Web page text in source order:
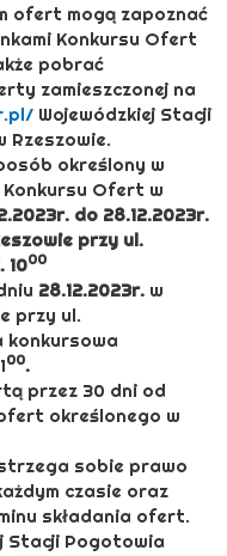
ofert mogą zapoznać
Konkursu Ofert
pobrać
zamieszczonej na
Wojewódzkiej Stacji
Rzeszowie.
określony w
Konkursu Ofert w
do 28.12.2023r.
przy ul.
1000
28.12.2023r. w
przy ul.
konkursowa
00.
przez 30 dni od
określonego w
sobie prawo
czasie oraz
składania ofert.
Stacji Pogotowia